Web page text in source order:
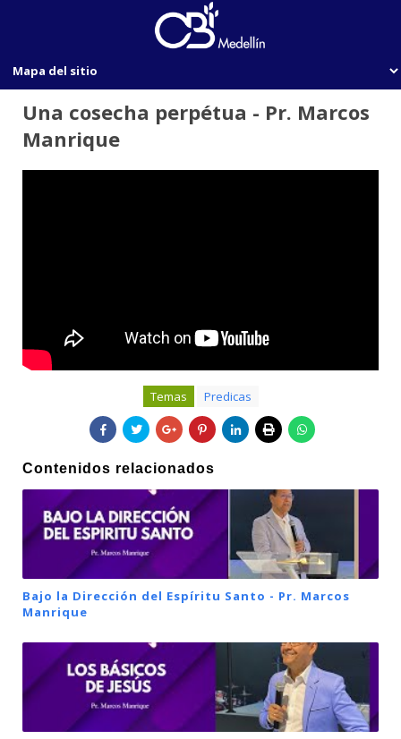
Una cosecha perpétua - Pr. Marcos
Manrique
Temas Predicas
Contenidos relacionados
Bajo la Dirección del Espíritu Santo - Pr. Marcos
Manrique